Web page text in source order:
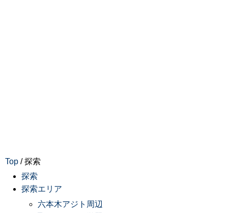
Top / 探索
探索
探索エリア
六本木アジト周辺